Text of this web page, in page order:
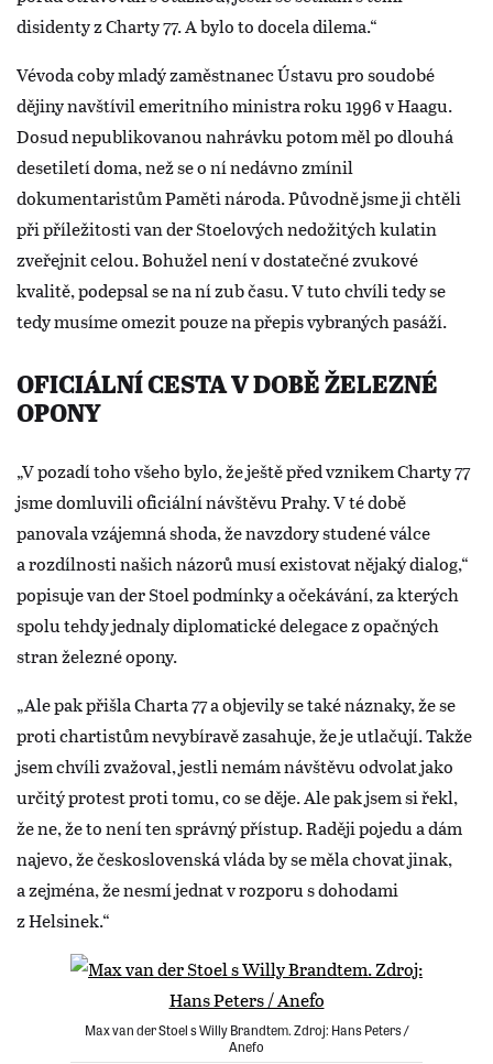
disidenty z Charty 77. A bylo to docela dilema.“
Vévoda coby mladý zaměstnanec Ústavu pro soudobé
dějiny navštívil emeritního ministra roku 1996 v Haagu.
Dosud nepublikovanou nahrávku potom měl po dlouhá
desetiletí doma, než se o ní nedávno zmínil
dokumentaristům Paměti národa. Původně jsme ji chtěli
při příležitosti van der Stoelových nedožitých kulatin
zveřejnit celou. Bohužel není v dostatečné zvukové
kvalitě, podepsal se na ní zub času. V tuto chvíli tedy se
tedy musíme omezit pouze na přepis vybraných pasáží.
OFICIÁLNÍ CESTA V DOBĚ ŽELEZNÉ
OPONY
„V pozadí toho všeho bylo, že ještě před vznikem Charty 77
jsme domluvili oficiální návštěvu Prahy. V té době
panovala vzájemná shoda, že navzdory studené válce
a rozdílnosti našich názorů musí existovat nějaký dialog,“
popisuje van der Stoel podmínky a očekávání, za kterých
spolu tehdy jednaly diplomatické delegace z opačných
stran železné opony.
„Ale pak přišla Charta 77 a objevily se také náznaky, že se
proti chartistům nevybíravě zasahuje, že je utlačují. Takže
jsem chvíli zvažoval, jestli nemám návštěvu odvolat jako
určitý protest proti tomu, co se děje. Ale pak jsem si řekl,
že ne, že to není ten správný přístup. Raději pojedu a dám
najevo, že československá vláda by se měla chovat jinak,
a zejména, že nesmí jednat v rozporu s dohodami
z Helsinek.“
Max van der Stoel s Willy Brandtem. Zdroj: Hans Peters /
Anefo